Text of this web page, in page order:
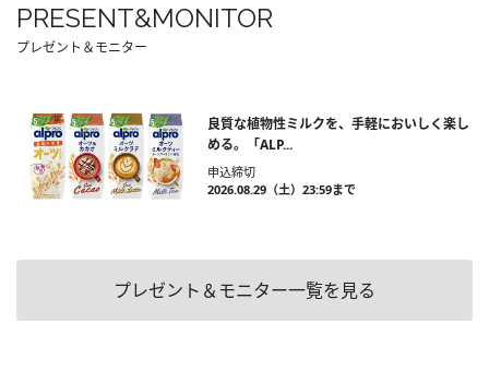
PRESENT&MONITOR
プレゼント＆モニター
良質な植物性ミルクを、手軽においしく楽し
める。「ALP...
申込締切
2026.08.29（土）23:59まで
プレゼント＆モニター一覧を見る